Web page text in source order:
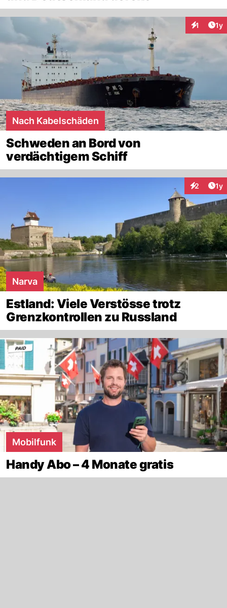
1 1y
Nach Kabelschäden
Schweden an Bord von
verdächtigem Schiff
2 1y
Narva
Estland: Viele Verstösse trotz
Grenzkontrollen zu Russland
Mobilfunk
Handy Abo – 4 Monate gratis